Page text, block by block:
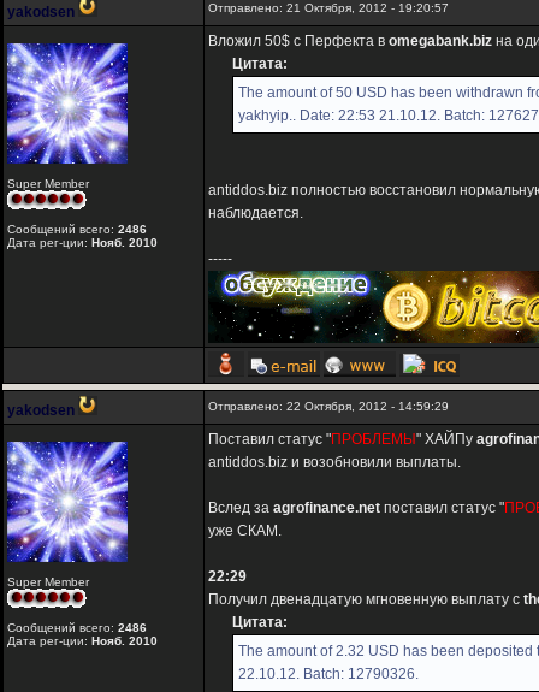
yakodsen Отправлено: 21 Октября, 2012 - 19:20:57
Super Member
Сообщений всего: 2486
Дата рег-ции: Нояб. 2010
Вложил 50$ с Перфекта в omegabank.biz на
Цитата:
The amount of 50 USD has been withdrawn
yakhyip.. Date: 22:53 21.10.12. Batch:
antiddos.biz полностью восстановил
наблюдается.
-----
yakodsen Отправлено: 22 Октября, 2012 - 14:59:29
Super Member
Сообщений всего: 2486
Дата рег-ции: Нояб. 2010
Поставил статус "ПРОБЛЕМЫ " ХАЙПу
antiddos.biz и возобновили выплаты.
Вслед за agrofinance.net поставил статус "
уже СКАМ.
22:29
Получил двенадцатую мгновенную выплату с
Цитата:
The amount of 2.32 USD has been
22.10.12. Batch: 12790326.